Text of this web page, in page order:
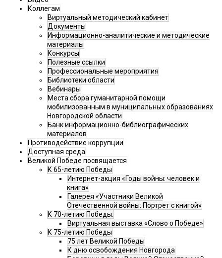
Коллегам
Виртуальный методический кабинет
Документы
Информационно-аналитические и методические
материалы
Конкурсы
Полезные ссылки
Профессиональные мероприятия
Библиотеки области
Вебинары
Места сбора гуманитарной помощи
мобилизованным в муниципальных образованиях
Новгородской области
Банк информационно-библиографических
материалов
Противодействие коррупции
Доступная среда
Великой Победе посвящается
К 65-летию Победы
Интернет-акция «Годы войны: человек и
книга»
Галерея «Участники Великой
Отечественной войны: Портрет с книгой»
К 70-летию Победы:
Виртуальная выставка «Слово о Победе»
К 75-летию Победы
75 лет Великой Победы
К дню освобождения Новгорода